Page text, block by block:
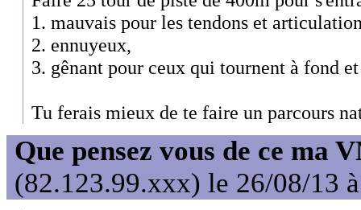
1. mauvais pour les tendons et
2. ennuyeux,
3. gênant pour ceux qui tournent à fond
Tu ferais mieux de te faire un parcours
Que pensez vous de ce ma
(82.123.99.xxx) le 26/08/13